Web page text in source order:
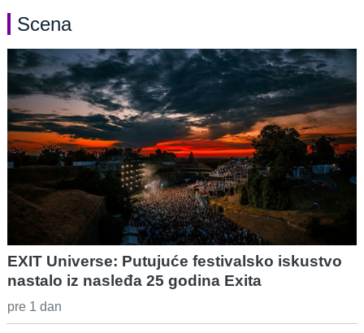
Scena
EXIT Universe: Putujuće festivalsko iskustvo
nastalo iz nasleđa 25 godina Exita
pre 1 dan